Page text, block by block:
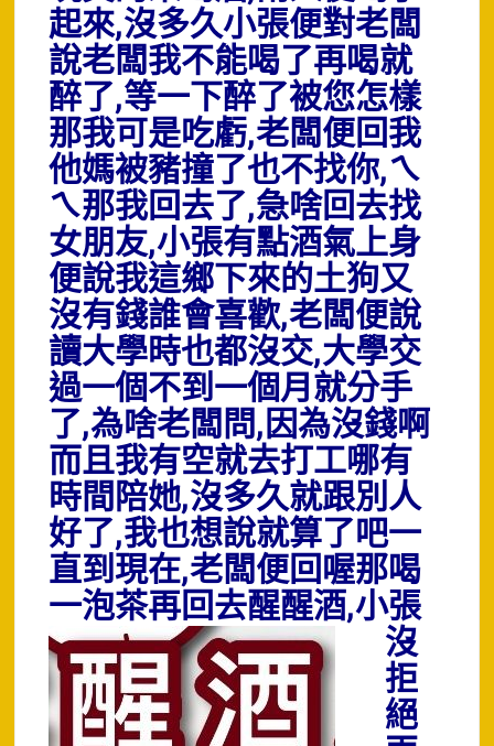
起來,沒多久小張便對老闆
說老闆我不能喝了再喝就
醉了,等一下醉了被您怎樣
那我可是吃虧,老闆便回我
他媽被豬撞了也不找你,ㄟ
ㄟ那我回去了,急啥回去找
女朋友,小張有點酒氣上身
便說我這鄉下來的土狗又
沒有錢誰會喜歡,老闆便說
讀大學時也都沒交,大學交
過一個不到一個月就分手
了,為啥老闆問,因為沒錢啊
而且我有空就去打工哪有
時間陪她,沒多久就跟別人
好了,我也想說就算了吧一
直到現在,老闆便回喔那喝
一泡茶再回去醒醒酒,小張
沒
拒
絕